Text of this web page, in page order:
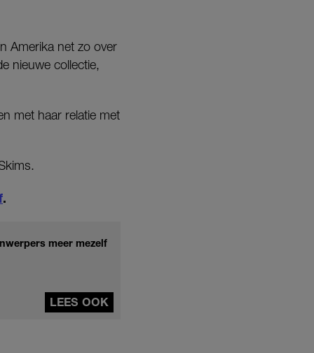
Amerika net zo over
nieuwe collectie,
met haar relatie met
.
meer mezelf
LEES OOK